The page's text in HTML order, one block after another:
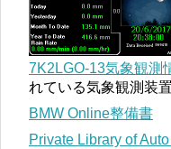
7K2LGO-13気象観測
れている気象観測装
BMW Online整備書
Private Library of